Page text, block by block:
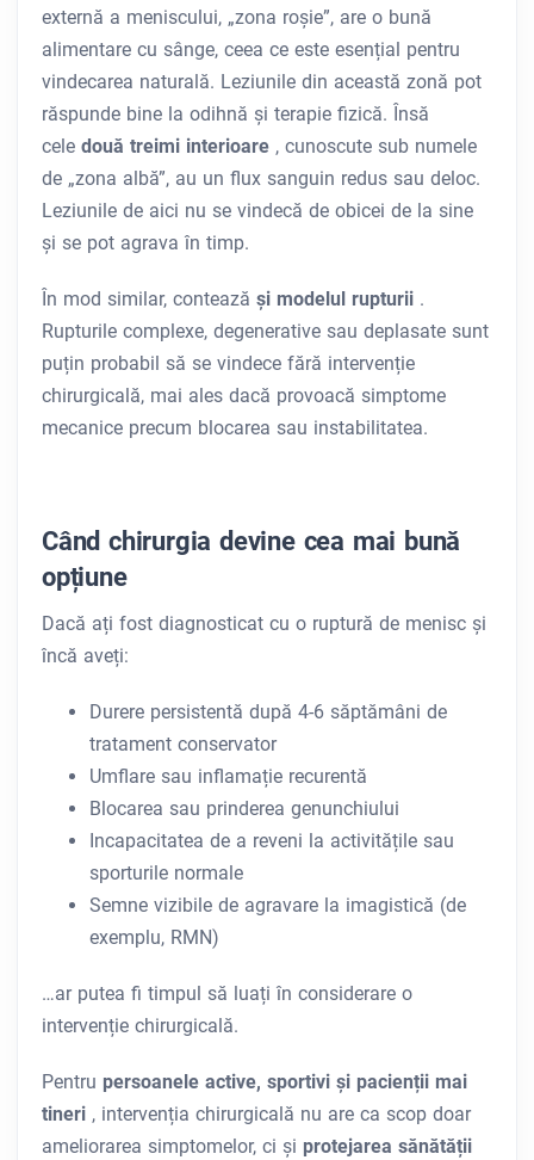
externă a meniscului, „zona roșie”, are o bună
alimentare cu sânge, ceea ce este esențial pentru
vindecarea naturală. Leziunile din această zonă pot
răspunde bine la odihnă și terapie fizică. Însă
cele două treimi interioare , cunoscute sub numele
de „zona albă”, au un flux sanguin redus sau deloc.
Leziunile de aici nu se vindecă de obicei de la sine
și se pot agrava în timp.
În mod similar, contează și modelul rupturii .
Rupturile complexe, degenerative sau deplasate sunt
puțin probabil să se vindece fără intervenție
chirurgicală, mai ales dacă provoacă simptome
mecanice precum blocarea sau instabilitatea.
Când chirurgia devine cea mai bună
opțiune
Dacă ați fost diagnosticat cu o ruptură de menisc și
încă aveți:
Durere persistentă după 4-6 săptămâni de
tratament conservator
Umflare sau inflamație recurentă
Blocarea sau prinderea genunchiului
Incapacitatea de a reveni la activitățile sau
sporturile normale
Semne vizibile de agravare la imagistică (de
exemplu, RMN)
…ar putea fi timpul să luați în considerare o
intervenție chirurgicală.
Pentru persoanele active, sportivi și pacienții mai
tineri , intervenția chirurgicală nu are ca scop doar
ameliorarea simptomelor, ci și protejarea sănătății